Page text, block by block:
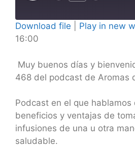
SHARE
LINK
Download file Play in new
16:00
Muy buenos días y
468 del podcast de Aromas
Podcast en el que
beneficios y ventajas de
infusiones de una u otra
saludable.